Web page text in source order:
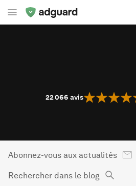
22 066 avis
Abonnez-vous aux actualités
Rechercher dans le blog